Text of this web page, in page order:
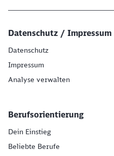
Datenschutz / Impressum
Datenschutz
Impressum
Analyse verwalten
Berufsorientierung
Dein Einstieg
Beliebte Berufe